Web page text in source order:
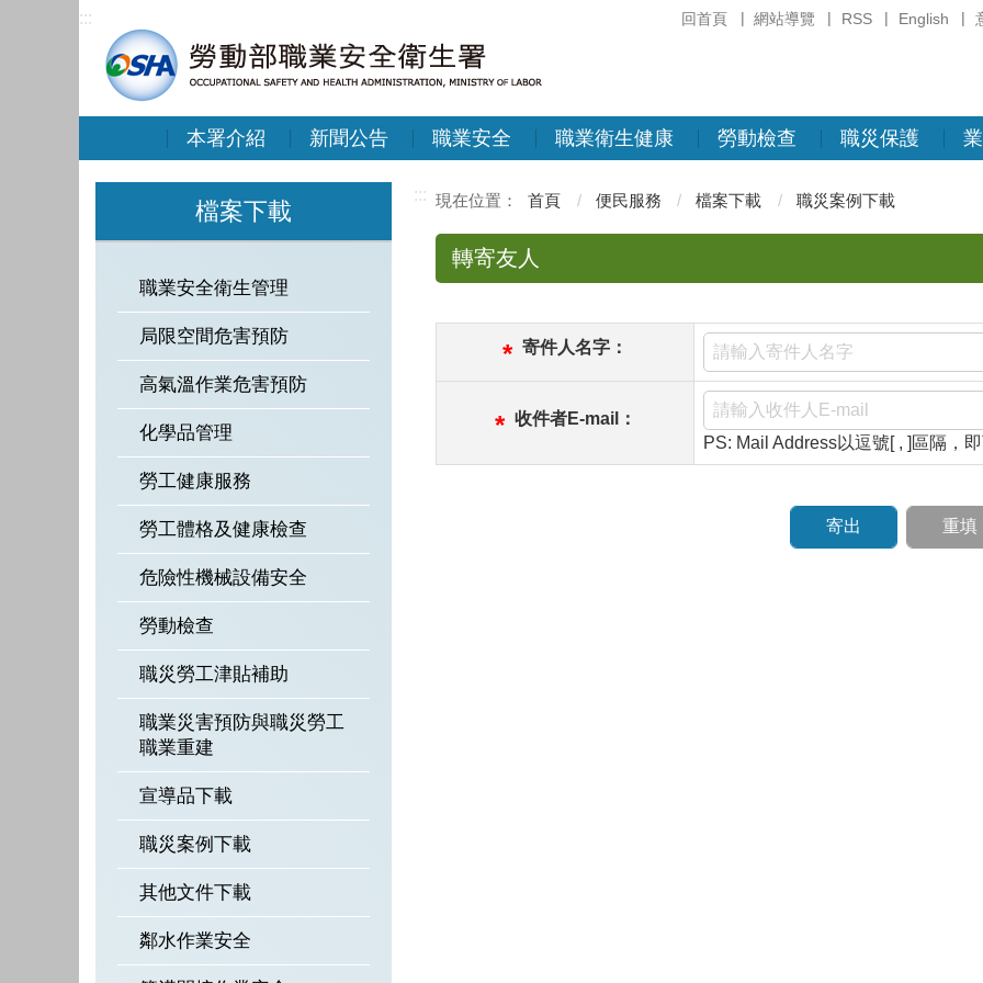
回首頁 網站導覽 RSS English
:::
本署介紹 新聞公告 職業安全 職業衛生健康 勞動檢查 職災保護
檔案下載
職業安全衛生管理
局限空間危害預防
高氣溫作業危害預防
化學品管理
勞工健康服務
勞工體格及健康檢查
危險性機械設備安全
勞動檢查
職災勞工津貼補助
職業災害預防與職災勞工
職業重建
宣導品下載
職災案例下載
其他文件下載
鄰水作業安全
::: 首頁 便民服務 檔案下載 職災案例下載
轉寄友人
* 寄件人名字：
* 收件者E-mail：
PS: Mail Address以逗號[ , ]區隔，